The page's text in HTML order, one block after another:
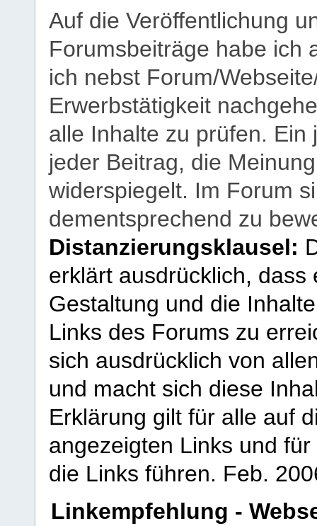
Auf die Veröffentlichung
Forumsbeiträge habe ich
ich nebst Forum/
Erwerbstätigkeit
alle Inhalte zu prüfen.
jeder Beitrag, die
widerspiegelt. Im Forum
dementsprechend zu
Distanzierungsklausel:
erklärt ausdrücklich,
Gestaltung und die
Links des Forums zu
sich ausdrücklich von
und macht sich diese
Erklärung gilt für alle auf
angezeigten Links und
die Links führen. Feb.
Linkempfehlung -